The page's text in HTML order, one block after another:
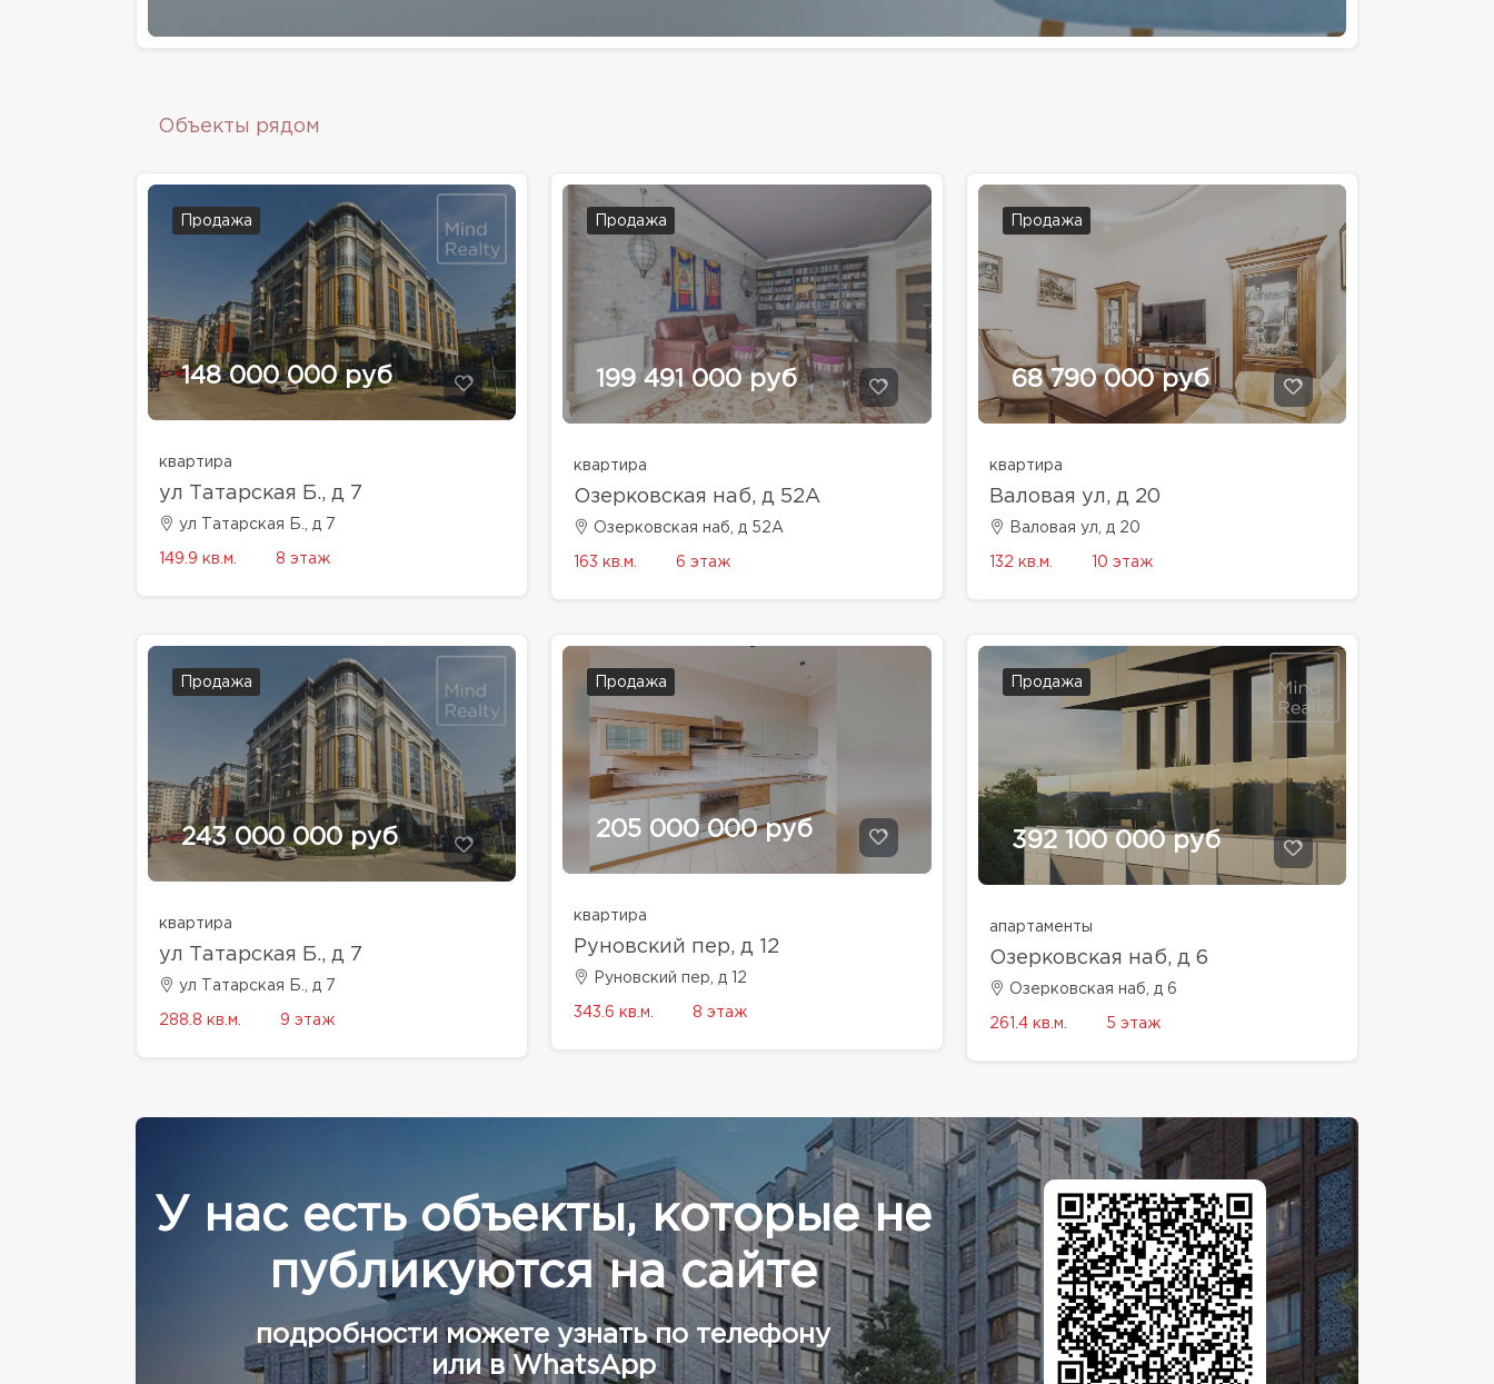
Объекты рядом
Продажа
148 000 000 руб
квартира
ул Татарская Б., д 7
ул Татарская Б., д 7
149.9 кв.м. 8 этаж
Продажа
199 491 000 руб
квартира
Озерковская наб, д 52А
Озерковская наб, д 52А
163 кв.м. 6 этаж
Продажа
68 790 000 руб
квартира
Валовая ул, д 20
Валовая ул, д 20
132 кв.м. 10 этаж
Продажа
243 000 000 руб
квартира
ул Татарская Б., д 7
ул Татарская Б., д 7
288.8 кв.м. 9 этаж
Продажа
205 000 000 руб
квартира
Руновский пер, д 12
Руновский пер, д 12
343.6 кв.м. 8 этаж
Продажа
392 100 000 руб
апартаменты
Озерковская наб, д 6
Озерковская наб, д 6
261.4 кв.м. 5 этаж
У нас есть объекты, которые не
публикуются на сайте
подробности можете узнать по телефону
или в WhatsApp